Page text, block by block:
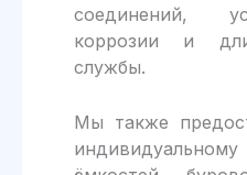
соединений,
коррозии и
службы.
Мы также